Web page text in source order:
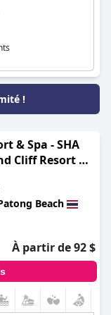
sont très
qui ne se lassent
!
& Spa - SHA
Cliff Resort &
Beach
À partir de 92 $